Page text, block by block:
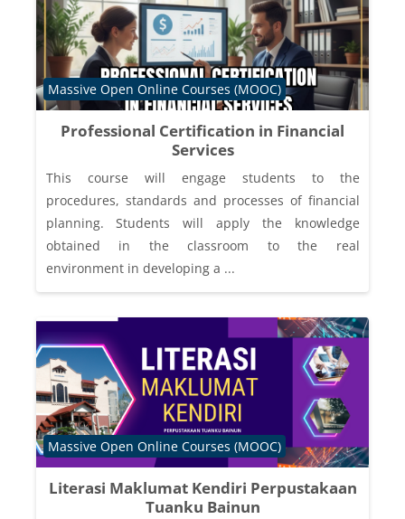
Professional Certification in Financial
Services
Course category
Massive Open Online Courses (MOOC)
This course will engage students to the
procedures, standards and processes of financial
planning. Students will apply the knowledge
obtained in the classroom to the real
environment in developing a ...
Literasi Maklumat Kendiri Perpustakaan
Tuanku Bainun
Course category
Massive Open Online Courses (MOOC)